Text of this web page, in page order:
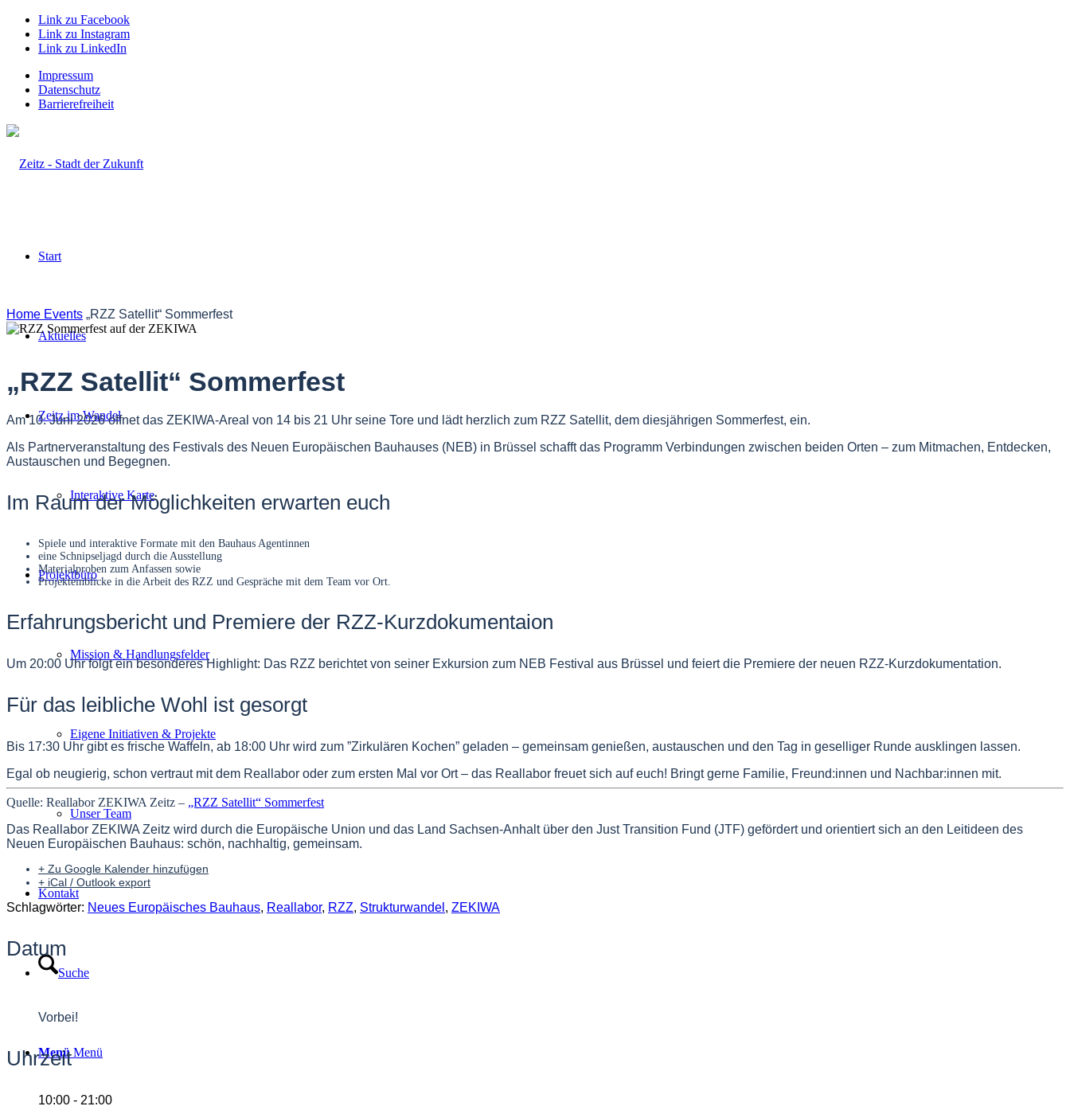
Link zu Facebook
Link zu Instagram
Link zu LinkedIn
Impressum
Datenschutz
Barrierefreiheit
Start
Aktuelles
Zeitz im Wandel
Interaktive Karte
Projektbüro
Mission & Handlungsfelder
Eigene Initiativen & Projekte
Unser Team
Kontakt
Suche
Menü Menü
Home Events „RZZ Satellit“ Sommerfest
„RZZ Satellit“ Sommerfest
Am 10. Juni 2026 öffnet das ZEKIWA-Areal von 14 bis 21 Uhr seine Tore und lädt herzlich zum RZZ Satellit, dem diesjährigen Sommerfest, ein.
Als Partnerveranstaltung des Festivals des Neuen Europäischen Bauhauses (NEB) in Brüssel schafft das Programm Verbindungen zwischen beiden Orten – zum Mitmachen, Entdecken,
Austauschen und Begegnen.
​Im Raum der Möglichkeiten erwarten euch
Spiele und interaktive Formate mit den Bauhaus Agentinnen
eine Schnipseljagd durch die Ausstellung
Materialproben zum Anfassen sowie
Projekteinblicke in die Arbeit des RZZ und Gespräche mit dem Team vor Ort.
Erfahrungsbericht und Premiere der RZZ-Kurzdokumentaion
Um 20:00 Uhr folgt ein besonderes Highlight: Das RZZ berichtet von seiner Exkursion zum NEB Festival aus Brüssel und feiert die Premiere der neuen RZZ-Kurzdokumentation.
​Für das leibliche Wohl ist gesorgt
Bis 17:30 Uhr gibt es frische Waffeln, ab 18:00 Uhr wird zum ”Zirkulären Kochen” geladen – gemeinsam genießen, austauschen und den Tag in geselliger Runde ausklingen lassen.
Egal ob neugierig, schon vertraut mit dem Reallabor oder zum ersten Mal vor Ort – das Reallabor freuet sich auf euch! Bringt gerne Familie, Freund:innen und Nachbar:innen mit.
Quelle: Reallabor ZEKIWA Zeitz – „RZZ Satellit“ Sommerfest
Das Reallabor ZEKIWA Zeitz wird durch die Europäische Union und das Land Sachsen-Anhalt über den Just Transition Fund (JTF) gefördert und orientiert sich an den Leitideen des
Neuen Europäischen Bauhaus: schön, nachhaltig, gemeinsam.
+ Zu Google Kalender hinzufügen
+ iCal / Outlook export
Schlagwörter: Neues Europäisches Bauhaus, Reallabor, RZZ, Strukturwandel , ZEKIWA
Datum
Vorbei!
Uhrzeit
10:00 - 21:00